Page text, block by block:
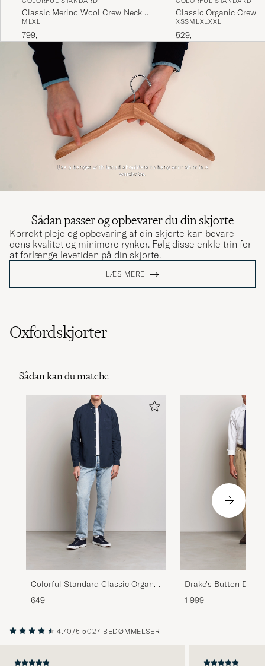
men perfekt til varme dage. Krøller dog nemt.
Snygg, mjuk, fall i tyget
KØBTE PÅ CAREOFCARL.SE
Classic Merino Wool Crew Neck
Polar Blue
M LXL
799,-
Classic Organic Crew
Emerald Green
XSSM LXLXXL
529,-
Sådan passer og opbevarer du din skjorte
Korrekt pleje og opbevaring af din skjorte kan bevare
dens kvalitet og minimere rynker. Følg disse enkle trin for
at forlænge levetiden på din skjorte.
LÆS MERE
Oxfordskjorter
Sådan kan du matche
Colorful Standard Classic Organic
Oxford Button Down Shirt Navy
Blue
649,-
Drake's Button
White
1 999,-
4.70/5 5027 BEDØMMELSER